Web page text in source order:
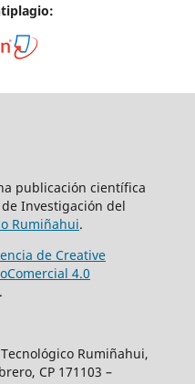
publicación científica
Investigación del
Rumiñahui.
de Creative
4.0
.
Rumiñahui,
CP 171103 –